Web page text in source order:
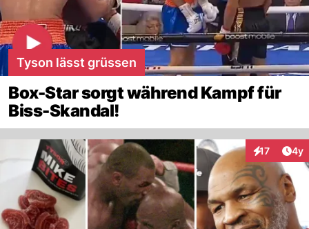
Tyson lässt grüssen
Box-Star sorgt während Kampf für
Biss-Skandal!
17 4y